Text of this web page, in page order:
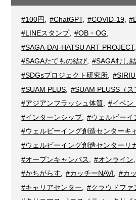
#100円 #ChatGPT, #COVID-19,
#LINEスタンプ, #OB・OG
#SAGA-DAI-HATSU ART PROJECT,
#SAGAたてもの結び, #SAGAむし
#SDGsプロジェクト研究所
#SUAM PLUS
#SUAM PLUSS（ス
#アジアンフラッシュ体質
#イベン
#インターンシップ, #ウェルビーイ
#ウェルビーイング創造センターキ
#ウェルビーイング創造センターリ
#オープンキャンパス
#オンライン
#かちがらす
#カッチーNAVI #カ
#キャリアセンター
#クラウドファ